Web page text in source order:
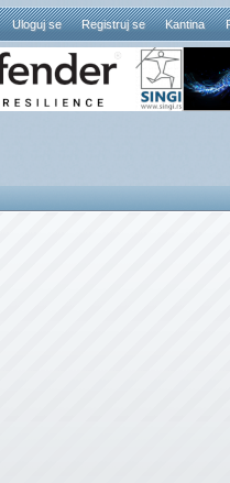
Uloguj se Registruj se Kantina